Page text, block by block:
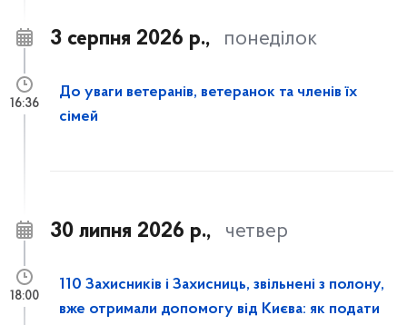
3 серпня 2026 р., понеділок
До уваги ветеранів, ветеранок та членів їх
сімей
16:36
30 липня 2026 р., четвер
110 Захисників і Захисниць, звільнені з полону,
вже отримали допомогу від Києва: як подати
18:00